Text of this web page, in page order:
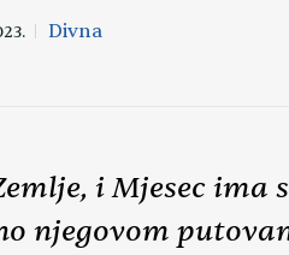
Divna
i Mjesec
njegovom